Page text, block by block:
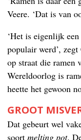
Veere. ‘Dat is van
‘Het is eigenlijk
populair werd’,
op straat die ramen
Wereldoorlog is
heette het gewoon
GROOT
Dat gebeurt wel
soort melting pot.